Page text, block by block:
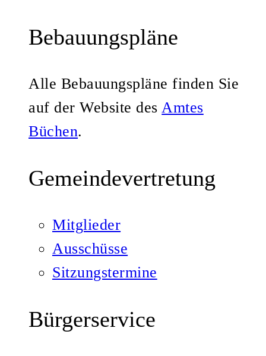
Bebauungspläne
Alle Bebauungspläne finden Sie
auf der Website desAmtes
Büchen.
Gemeindevertretung
Mitglieder
Ausschüsse
Sitzungstermine
Bürgerservice